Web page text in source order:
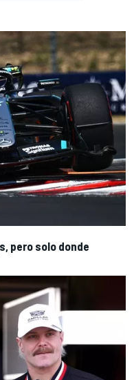
pero solo donde